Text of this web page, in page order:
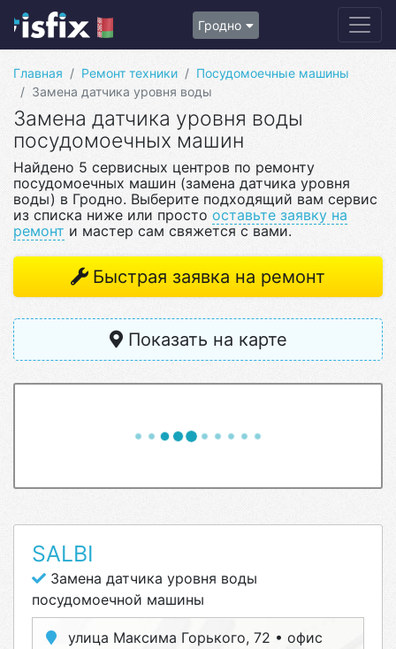
Гродно
Главная Ремонт техники
Посудомоечные машины
Замена датчика уровня воды
Замена датчика уровня воды
посудомоечных машин
Найдено 5 сервисных центров по ремонту
посудомоечных машин (замена датчика уровня
воды) в Гродно. Выберите подходящий вам сервис
из списка ниже или просто оставьте заявку на
ремонт и мастер сам свяжется с вами.
Быстрая заявка на ремонт
Показать на карте
SALBI
Замена датчика уровня воды
посудомоечной машины
улица Максима Горького, 72 • офис